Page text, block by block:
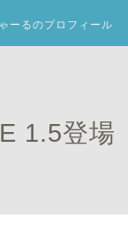
ーるのプロフィール
1.5登場